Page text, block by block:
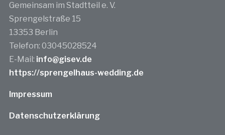
Gemeinsam im Stadtteil e. V.
Sprengelstraße 15
13353 Berlin
Telefon: 03045028524
E-Mail: info@gisev.de
https://sprengelhaus-wedding.de
Impressum
Datenschutzerklärung